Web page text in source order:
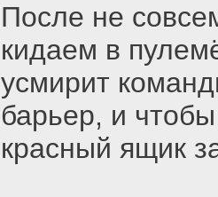
После не
кидаем в
усмирит
барьер, и
красный ящик